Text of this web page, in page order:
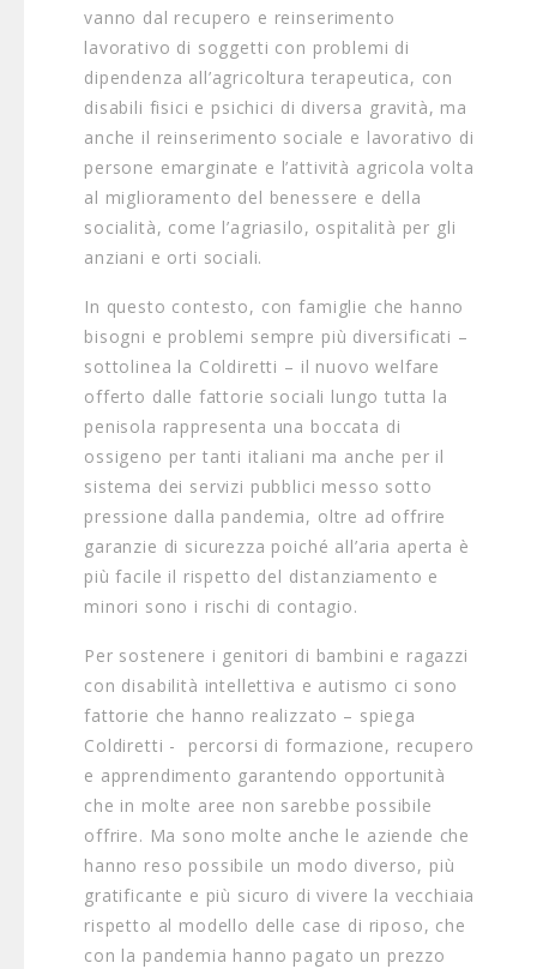
vanno dal recupero e reinserimento
lavorativo di soggetti con problemi di
dipendenza all’agricoltura terapeutica, con
disabili fisici e psichici di diversa gravità, ma
anche il reinserimento sociale e lavorativo di
persone emarginate e l’attività agricola volta
al miglioramento del benessere e della
socialità, come l’agriasilo, ospitalità per gli
anziani e orti sociali.
In questo contesto, con famiglie che hanno
bisogni e problemi sempre più diversificati –
sottolinea la Coldiretti – il nuovo welfare
offerto dalle fattorie sociali lungo tutta la
penisola rappresenta una boccata di
ossigeno per tanti italiani ma anche per il
sistema dei servizi pubblici messo sotto
pressione dalla pandemia, oltre ad offrire
garanzie di sicurezza poiché all’aria aperta è
più facile il rispetto del distanziamento e
minori sono i rischi di contagio.
Per sostenere i genitori di bambini e ragazzi
con disabilità intellettiva e autismo ci sono
fattorie che hanno realizzato – spiega
Coldiretti - percorsi di formazione, recupero
e apprendimento garantendo opportunità
che in molte aree non sarebbe possibile
offrire. Ma sono molte anche le aziende che
hanno reso possibile un modo diverso, più
gratificante e più sicuro di vivere la vecchiaia
rispetto al modello delle case di riposo, che
con la pandemia hanno pagato un prezzo